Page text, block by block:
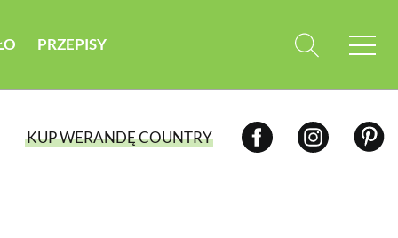
PRZEPISY
KUP WERANDĘ COUNTRY